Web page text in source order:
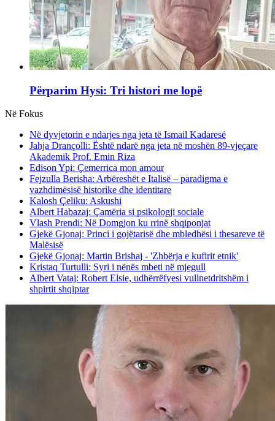
Përparim Hysi: Tri histori me lopë
Në Fokus
Në dyvjetorin e ndarjes nga jeta të Ismail Kadaresë
Jahja Drançolli: Është ndarë nga jeta në moshën 89-vjeçare
Akademik Prof. Emin Riza
Edison Ypi: Çemerrica mon amour
Fejzulla Berisha: Arbëreshët e Italisë – paradigma e
vazhdimësisë historike dhe identitare
Kalosh Çeliku: Askushi
Albert Habazaj: Çamëria si psikologji sociale
Vlash Prendi: Në Domgjon ku rrinë shqiponjat
Gjekë Gjonaj: Princi i gojëtarisë dhe mbledhësi i thesareve të
Malësisë
Gjekë Gjonaj: Martin Brishaj - 'Zhbërja e kufirit etnik'
Kristaq Turtulli: Syri i nënës mbeti në mjegull
Albert Vataj: Robert Elsie, udhërrëfyesi vullnetdritshëm i
shpirtit shqiptar